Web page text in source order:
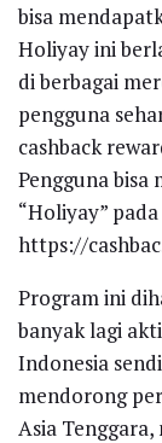
bisa
Holiyay ini
di berbagai
pengguna
cashback
Pengguna
“Holiyay”
https://
Program ini
banyak lagi
Indonesia
mendorong
Asia